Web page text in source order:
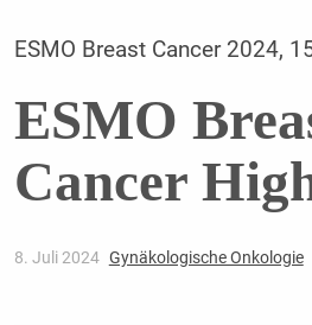
ESMO Breast Cancer 2024,
ESMO
Cancer
8. Juli 2024 Gynäkologische Onkologie